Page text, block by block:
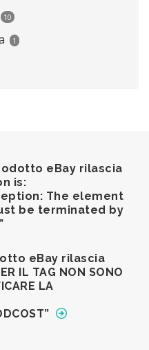
10
1
eBay rilascia
is:
The element
be terminated by
eBay rilascia
IL TAG NON SONO
LA